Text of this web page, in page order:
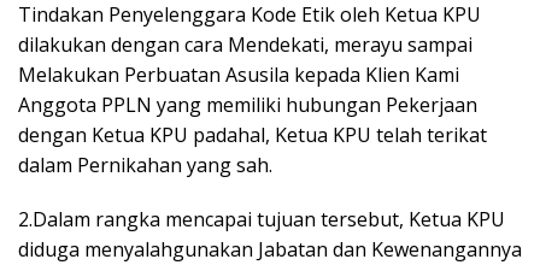
Tindakan Penyelenggara Kode Etik oleh Ketua KPU
dilakukan dengan cara Mendekati, merayu sampai
Melakukan Perbuatan Asusila kepada Klien Kami
Anggota PPLN yang memiliki hubungan Pekerjaan
dengan Ketua KPU padahal, Ketua KPU telah terikat
dalam Pernikahan yang sah.
2.Dalam rangka mencapai tujuan tersebut, Ketua KPU
diduga menyalahgunakan Jabatan dan Kewenangannya